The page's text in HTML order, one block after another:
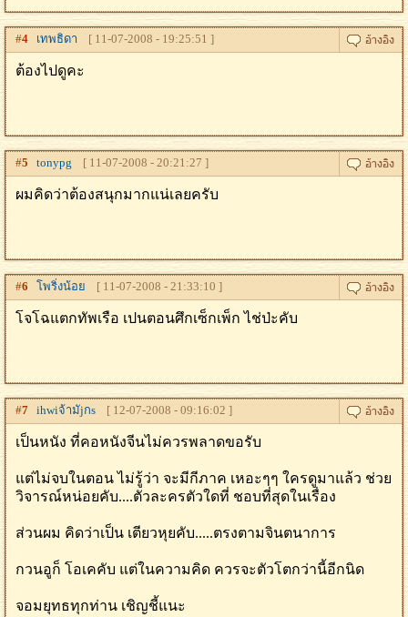
#4 เทพธิดา [ 11-07-2008 - 19:25:51 ]
ต้องไปดูคะ
#5 tonypg [ 11-07-2008 - 20:21:27 ]
ผมคิดว่าต้องสนุกมากแน่เลยครับ
#6 โพริ่งน้อย [ 11-07-2008 - 21:33:10 ]
โจโฉแตกทัพเรือ เปนตอนศึกเซ็กเพ็ก ไช่ป่ะคับ
#7 ihwiจ้ามัjกs [ 12-07-2008 - 09:16:02 ]
เป็นหนัง ที่คอหนังจีนไม่ควรพลาดขอรับ
แต่ไม่จบในตอน ไม่รู้ว่า จะมีกีภาค เหอะๆๆ ใครดูมาแล้ว ช่วย
วิจารณ์หน่อยคับ....ตัวละครตัวใดที่ ชอบที่สุดในเรื่อง
ส่วนผม คิดว่าเป็น เตียวหุยคับ.....ตรงตามจินตนาการ
กวนอูก็ โอเคคับ แต่ในความคิด ควรจะตัวโตกว่านี้อีกนิด
จอมยุทธทุกท่าน เชิญชี้แนะ